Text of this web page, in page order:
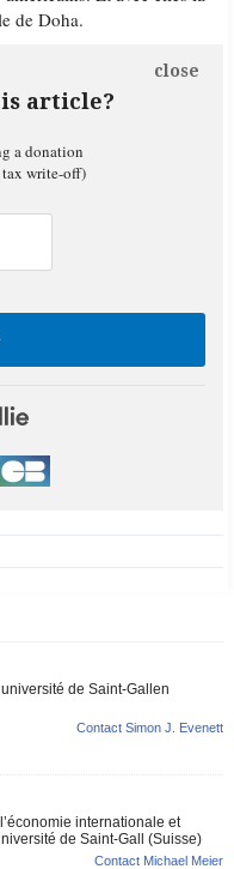
de Doha.
article?
close
a donation
tax write-off)
de Saint-Gallen
Contact Simon J. Evenett
internationale et
de Saint-Gall (Suisse)
Contact Michael Meier